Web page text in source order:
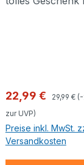
Jubiläums von
DC Batman
den legendären
sowie die
Batman in ihrer
und mit
Verkaufspreis:
22,99 € 29,99 €
zur UVP)
Preise inkl. MwSt.
Versandkosten